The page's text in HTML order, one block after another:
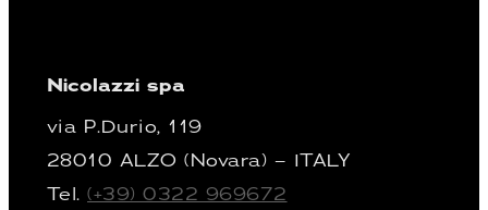
Nicolazzi spa
via P.Durio, 119
28010 ALZO (Novara) – ITALY
Tel.(+39) 0322 969672